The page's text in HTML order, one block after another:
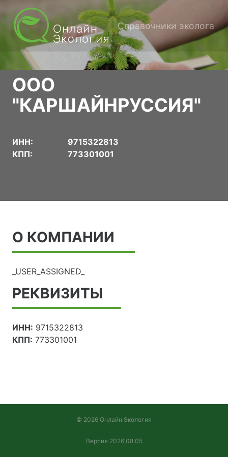
Справочники эколога
ООО
"КАРШАЙНРУССИЯ"
ИНН:
9715322813
КПП:
773301001
О КОМПАНИИ
_USER_ASSIGNED_
РЕКВИЗИТЫ
ИНН: 9715322813
КПП: 773301001
© 2026 Онлайн Экология
Версия 2026.08.05